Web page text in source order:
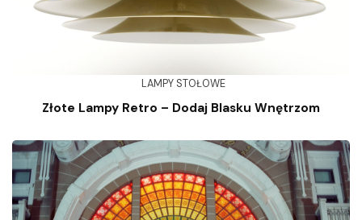
LAMPY STOŁOWE
Złote Lampy Retro – Dodaj Blasku Wnętrzom